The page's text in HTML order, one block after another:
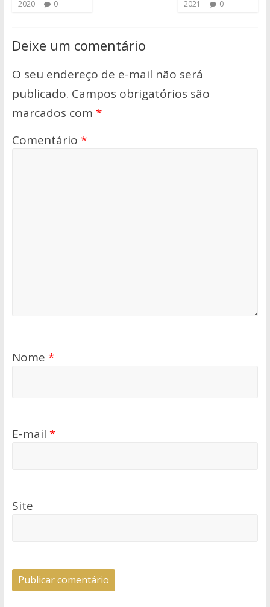
2020
0
2021
0
Deixe um comentário
O seu endereço de e-mail não será
publicado. Campos obrigatórios são
marcados com *
Comentário *
Nome *
E-mail *
Site